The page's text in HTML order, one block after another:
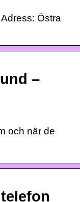
Östra
–
och när de